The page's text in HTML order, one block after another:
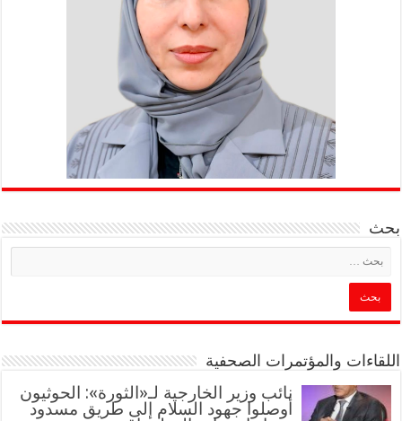
بحث
اللقاءات والمؤتمرات الصحفية
‏نائب وزير الخارجية لـ«الثورة»: الحوثيون
أوصلوا جهود السلام إلى طريق مسدود